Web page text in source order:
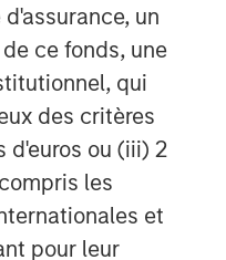
un
ce fonds, une
qui
des critères
d'euros ou (iii) 2
les
et
pour leur